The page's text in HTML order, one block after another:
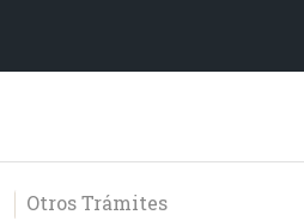
Otros Trámites